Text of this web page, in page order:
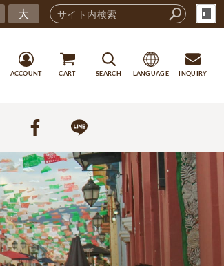
大
ACCOUNT CART SEARCH LANGUAGE INQUIRY